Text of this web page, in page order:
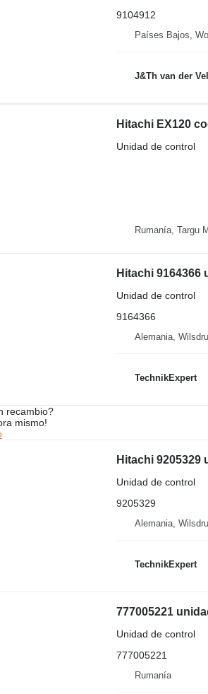
9104912
Países Bajos,
J&Th van der
Hitachi EX120
Unidad de control
Rumanía, Targu
Hitachi 9164366
Unidad de control
9164366
Alemania,
TechnikExpert
recambio?
mismo!
Hitachi 9205329
Unidad de control
9205329
Alemania,
TechnikExpert
777005221
Unidad de control
777005221
Rumanía